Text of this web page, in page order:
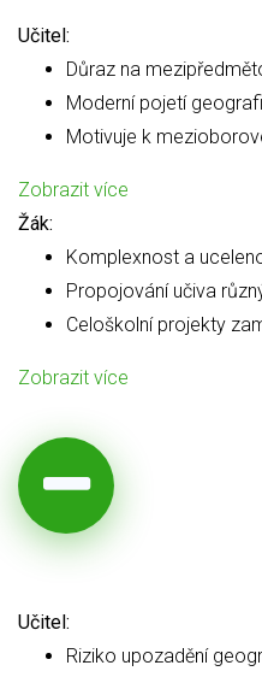
Učitel:
Důraz na
Moderní pojetí
Motivuje k
Zobrazit více
Žák:
Komplexnost a
Propojování učiva
Celoškolní projekty
Zobrazit více
Učitel:
Riziko upozadění